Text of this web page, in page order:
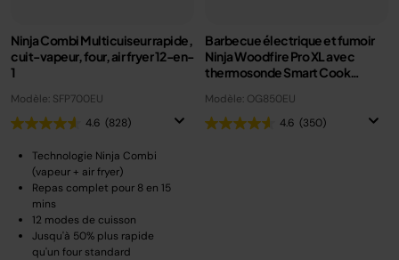
Ninja Combi Multicuiseur rapide,
cuit-vapeur, four, air fryer 12-en-
1
Modèle: SFP700EU
4.6 (828)
Technologie Ninja Combi
(vapeur + air fryer)
Repas complet pour 8 en 15
mins
12 modes de cuisson
Jusqu'à 50% plus rapide
qu'un four standard
Barbecue électrique et fumoir
Ninja Woodfire Pro XL avec
thermosonde Smart Cook
Modèle: OG850EU
4.6 (350)